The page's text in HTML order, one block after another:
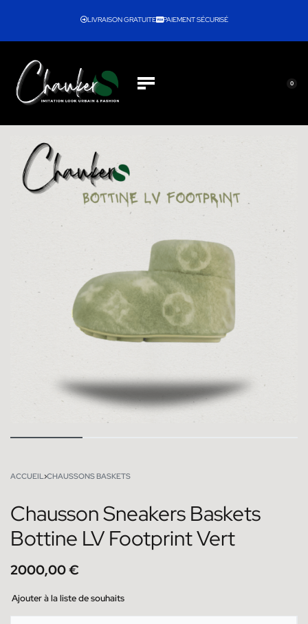
LIVRAISON GRATUITE PAIEMENT SÉCURISÉ
0
ACCUEIL›CHAUSSONS BASKETS
Chausson Sneakers Baskets
Bottine LV Footprint Vert
2000,00€
Ajouter à la liste de souhaits